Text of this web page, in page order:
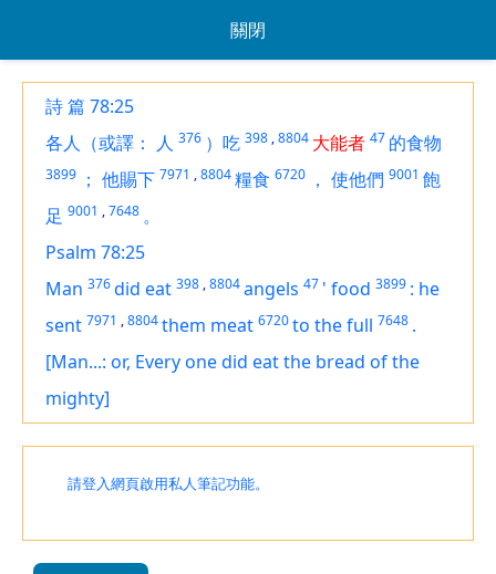
關閉
詩 篇 78:25
各人（或譯： 人 376 ）吃 398 ,8804 大能者 47 的食物
3899 ； 他賜下 7971 ,8804糧食 6720 ， 使他們 9001 飽
足 9001 ,7648 。
Psalm 78:25
Man 376did eat 398 ,8804angels 47 ' food 3899 : he
sent 7971 ,8804them meat 6720to the full 7648 .
[Man...: or, Every one did eat the bread of the
mighty]
請登入網頁啟用私人筆記功能。